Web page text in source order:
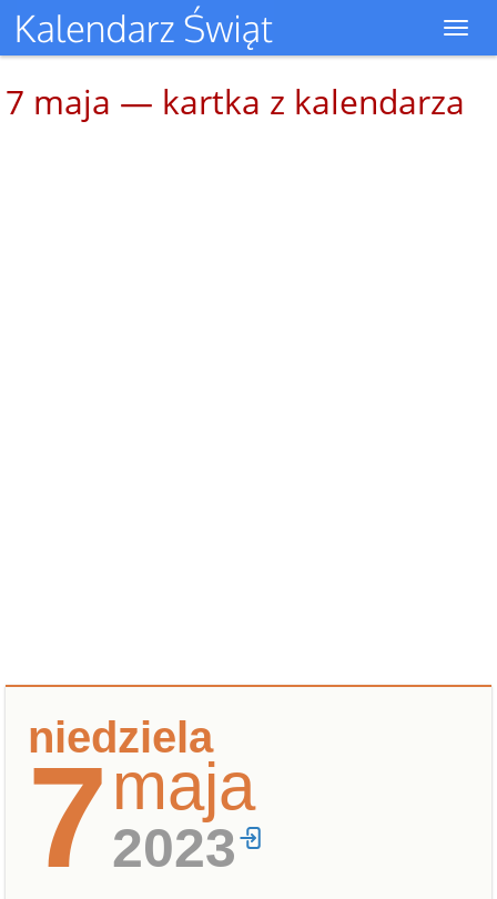
7 maja — kartka z kalendarza
niedziela
7maja
2023